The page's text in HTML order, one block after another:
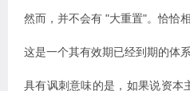
然而，并不会有 "大重置"。恰恰
这是一个其有效期已经到期的体
具有讽刺意味的是，如果说资本